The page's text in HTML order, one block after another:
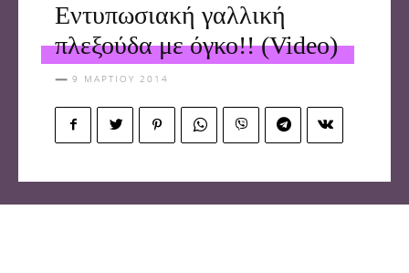
Εντυπωσιακή γαλλική
πλεξούδα με όγκο!! (Video)
9 ΜΑΡΤΊΟΥ 2014